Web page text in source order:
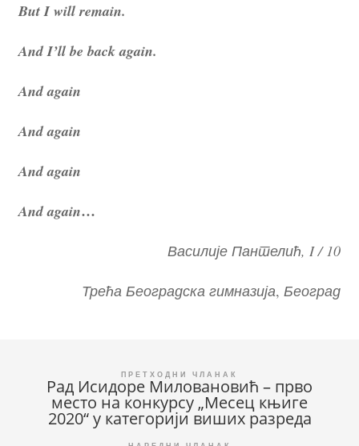
But I will remain.
And I’ll be back again.
And again
And again
And again
And again…
Василије Пантелић, I / 10
Трећа Београдска гимназија, Београд
Кретање
чланка
Рад Исидоре Миловановић – прво
место на конкурсу „Месец књиге
2020“ у категорији виших разреда